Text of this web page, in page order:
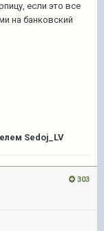
если это все
на банковский
Sedoj_LV
303